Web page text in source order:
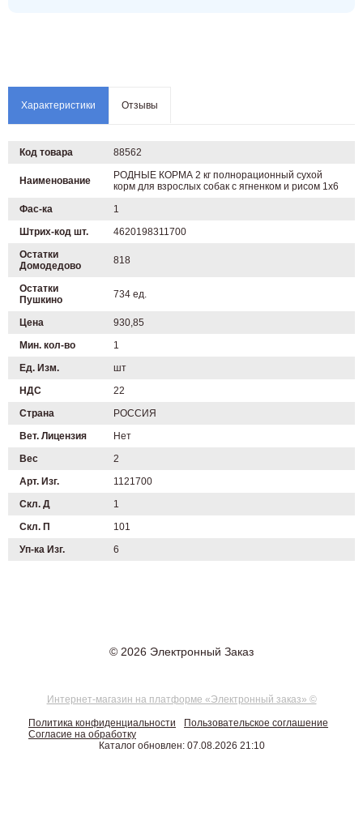
Характеристики Отзывы
Код товара 88562
Наименование
РОДНЫЕ КОРМА 2 кг полнорационный сухой
корм для взрослых собак с ягненком и рисом 1х6
Фас-ка
1
Штрих-код шт.
4620198311700
Остатки
Домодедово
818
Остатки
Пушкино
734 ед.
Цена
930,85
Мин. кол-во
1
Ед. Изм.
шт
НДС
22
Страна
РОССИЯ
Вет. Лицензия
Нет
Вес
2
Арт. Изг.
1121700
Скл. Д
1
Скл. П
101
Уп-ка Изг.
6
© 2026 Электронный Заказ
Интернет-магазин на платформе «Электронный заказ» ©
Политика конфиденциальности
Пользовательское соглашение
Согласие на обработку
Каталог обновлен: 07.08.2026 21:10